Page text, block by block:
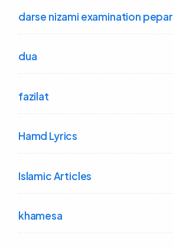
darse nizami examination pepar
dua
fazilat
Hamd Lyrics
Islamic Articles
khamesa